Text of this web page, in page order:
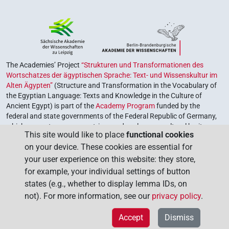
| 1× N.m:sg
[]𓍯𓐍𓏌𓏌𓏌 | 1× N.m:sg (1 )
⸮𓇅? | 1× N.m:sg (1)
𓁼𓇅⸮𓈒? | 1× N.m:sg (1)
𓇅[] | 1× N.m:sg (1
𓇅𓁼 | 1× N.m:sg (1)
𓇅𓅱[] | 1× N.m:sg
Wissenschaften zu Berlin. Institut für Orientforschung.
Veröffentlichungen 54 (Berlin 1961).
– C.T. Lewis, C. Short, A Latin Dictionary (Oxford 1879).
– V. Loret, La turquoise chez les anciens Égyptiens, in:
Kêmi 1, 1928, 99-114.
– W. Westendorf, Handbuch der altägyptischen
Medizin, Handbuch der Orientalistik I.36 (Leiden 1999).
L. Popko, 23.08.2023.
Commentary author:AV Wortschatz der ägyptischen
Sprache, SAW(Data file created :28 Aug 2023,latest
revision:28 Aug 2023 )
The Academies’ Project “Strukturen und Transformationen des
Wortschatzes der ägyptischen Sprache: Text- und Wissenskultur im
Alten Ägypten” (Structure and Transformation in the Vocabulary of
the Egyptian Language: Texts and Knowledge in the Culture of
Ancient Egypt) is part of theAcademy Programfunded by the
federal and state governments of the Federal Republic of Germany,
which serves to preserve, retrieve and explore our cultural heritage.
The program is coordinated by theUnion of the German Academies
of Sciences and Humanities.
This site would like to place functional cookies
on your device. These cookies are essential for
your user experience on this website: they store,
for example, your individual settings of button
states (e.g., whether to display lemma IDs, on
not). For more information, see our privacy policy.
Dismiss
Accept